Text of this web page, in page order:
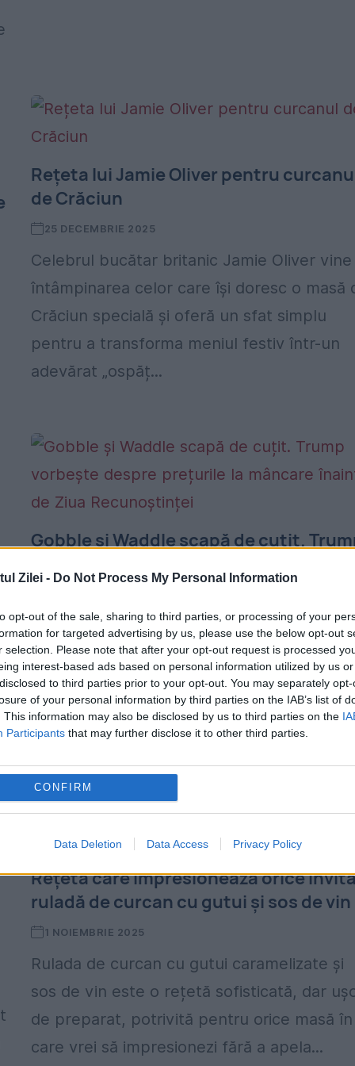
Zilei - Do Not Process My Personal Information
opt-out of the sale, sharing to third parties, or processing of your
for targeted advertising by us, please use the below opt-out
selection. Please note that after your opt-out request is processed
interest-based ads based on personal information utilized by us
to third parties prior to your opt-out. You may separately
of your personal information by third parties on the IAB’s list of
This information may also be disclosed by us to third parties on the
Participants that may further disclose it to other third parties.
CONFIRM
Data Deletion Data Access Privacy Policy
Rețeta lui Jamie Oliver pentru
de Crăciun
25 DECEMBRIE 2025
Celebrul bucătar britanic Jamie Oliver vine
întâmpinarea celor care își doresc o masă
Crăciun specială și oferă un sfat simplu
pentru a transforma meniul festiv într-un
adevărat „ospăț...
Gobble și Waddle scapă de cuțit.
înainte de Ziua Recunoștinței
26 NOIEMBRIE 2025
La 25 noiembrie 2025, președintele
Donald Trump a oficializat grațierea a doi
curcani din Carolina de Nord — Gobble și
Waddle — într-o ceremonie desfășurată la
Grădina de Trandafiri...
Rețeta care impresionează orice
ruladă de curcan cu gutui și sos de vin
1 NOIEMBRIE 2025
Rulada de curcan cu gutui caramelizate și
sos de vin este o rețetă sofisticată, dar
de preparat, potrivită pentru orice masă în
care vrei să impresionezi fără a apela...